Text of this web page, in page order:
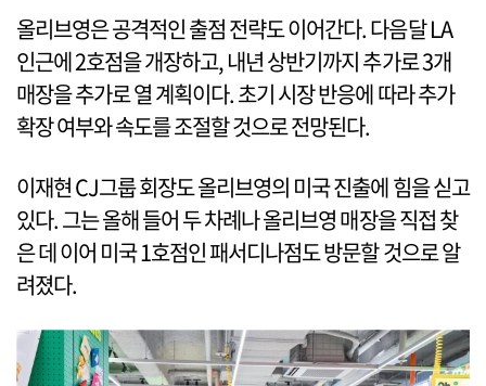
올리브영은 공격적인 출점 전략도 이어간다. 다음달 LA
인근에 2호점을 개장하고, 내년 상반기까지 추가로 3개
매장을 추가로 열 계획이다. 초기 시장 반응에 따라 추가
확장 여부와 속도를 조절할 것으로 전망된다.
이재현 CJ그룹 회장도 올리브영의 미국 진출에 힘을 싣고
있다. 그는 올해 들어 두 차례나 올리브영 매장을 직접 찾
은 데 이어 미국 1호점인 패서디나점도 방문할 것으로 알
려졌다.